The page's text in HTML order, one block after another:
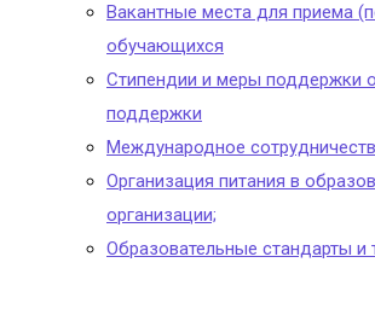
Вакантные места для приема
обучающихся
Стипендии и меры поддержки
поддержки
Международное
Организация питания в
организации;
Образовательные стандарты и